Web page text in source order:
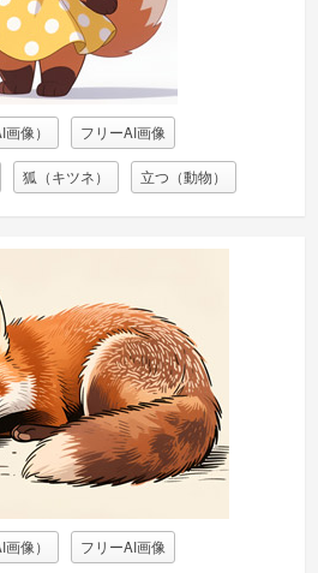
像） フリーAI画像
狐（キツネ） 立つ（動物）
像） フリーAI画像